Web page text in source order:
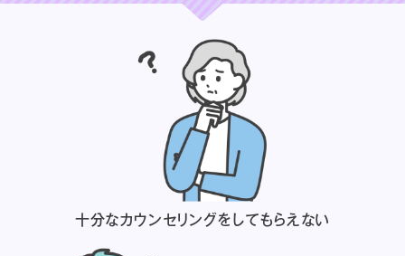
十分なカウンセリングをしてもらえない